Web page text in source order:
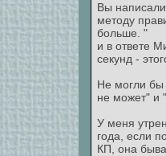
Вы
методу
больше. "
и в ответе
секунд -
Не могли бы
не может" и
У меня
года, если
КП, она